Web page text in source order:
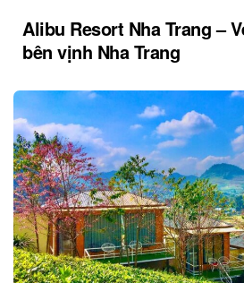
Alibu Resort Nha Trang –
bên vịnh Nha Trang